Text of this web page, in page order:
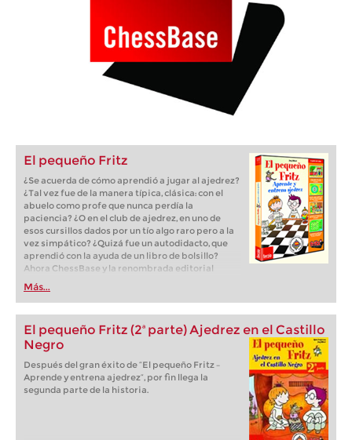
El pequeño Fritz
¿Se acuerda de cómo aprendió a jugar al ajedrez?
¿Tal vez fue de la manera típica, clásica: con el
abuelo como profe que nunca perdía la
paciencia? ¿O en el club de ajedrez, en uno de
esos cursillos dados por un tío algo raro pero a la
vez simpático? ¿Quizá fue un autodidacto, que
aprendió con la ayuda de un libro de bolsillo?
Ahora ChessBase y la renombrada editorial
alemana Terzio, especializada en software para
niños, acaban de publicar un programa
interactivo de enseñanza para aprender y
Más...
El pequeño Fritz (2ª parte) Ajedrez en el Castillo
Negro
Después del gran éxito de “El pequeño Fritz –
Aprende y entrena ajedrez“, por fin llega la
segunda parte de la historia.